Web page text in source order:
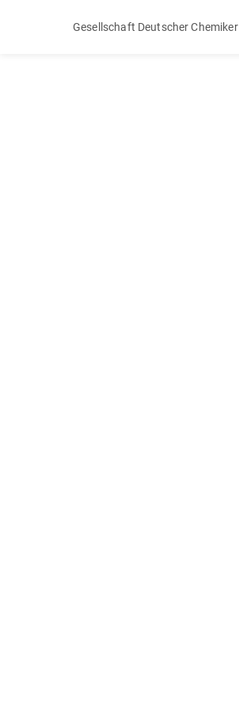
Gesellschaft Deutscher Chemiker